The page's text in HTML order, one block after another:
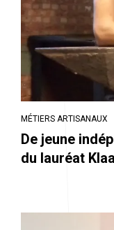
MÉTIERS ARTISANAUX
De jeune
du lauréat